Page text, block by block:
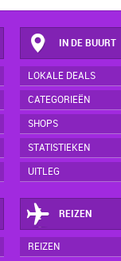
IN DE BUURT
LOKALE DEALS
CATEGORIEËN
SHOPS
STATISTIEKEN
UITLEG
REIZEN
REIZEN